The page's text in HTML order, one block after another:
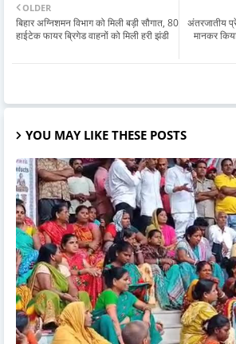
अंतरजातीय
मानकर
OLDER
बिहार अग्निशमन विभाग को मिली बड़ी सौगात, 80
हाईटेक फायर ब्रिगेड वाहनों को मिली हरी झंडी
YOU MAY LIKE THESE POSTS